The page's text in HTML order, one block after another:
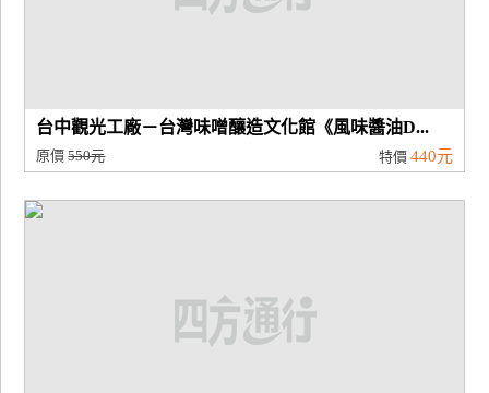
宣
傳
台中觀光工廠－台灣味噌釀造文化館《風味醬油D...
原價550元 特價 440元